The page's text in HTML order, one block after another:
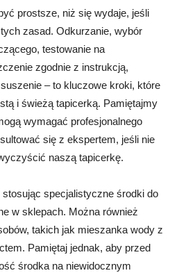
prostsze, niż się wydaje, jeśli
zasad. Odkurzanie, wybór
testowanie na
zgodnie z instrukcją,
– to kluczowe kroki, które
i świeżą tapicerką. Pamiętajmy
wymagać profesjonalnego
się z ekspertem, jeśli nie
naszą tapicerkę.
specjalistyczne środki do
w sklepach. Można również
takich jak mieszanka wody z
Pamiętaj jednak, aby przed
środka na niewidocznym